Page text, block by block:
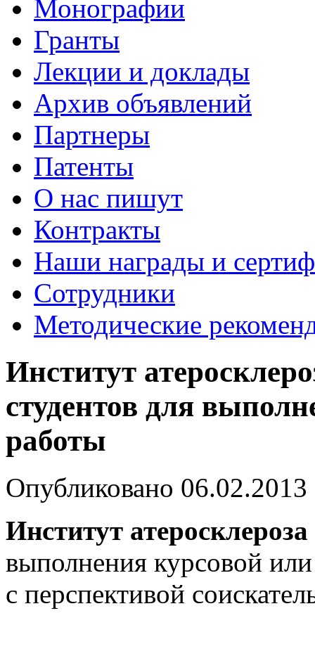
Монографии
Гранты
Лекции и доклады
Архив объявлений
Партнеры
Патенты
О нас пишут
Контракты
Наши награды и
Сотрудники
Методические
Институт
студентов для
работы
Опубликовано
Институт
выполнения курсовой
с перспективой